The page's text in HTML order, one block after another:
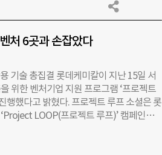
처 6곳과 손잡았다
기술 총집결 롯데케미칼이 지난 15일 서
위한 벤처기업 지원 프로그램 ‘프로젝트
행했다고 밝혔다. 프로젝트 루프 소셜은 롯
LOOP(프로젝트 루프)’ 캠페인의